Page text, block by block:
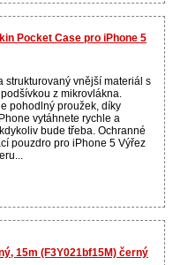
Pocket Case pro iPhone 5
strukturovaný vnější materiál s
z mikrovlákna.
pohodlný proužek, díky
vytáhnete rychle a
bude třeba. Ochranné
pouzdro pro iPhone 5 Výřez
15m (F3Y021bf15M) černý